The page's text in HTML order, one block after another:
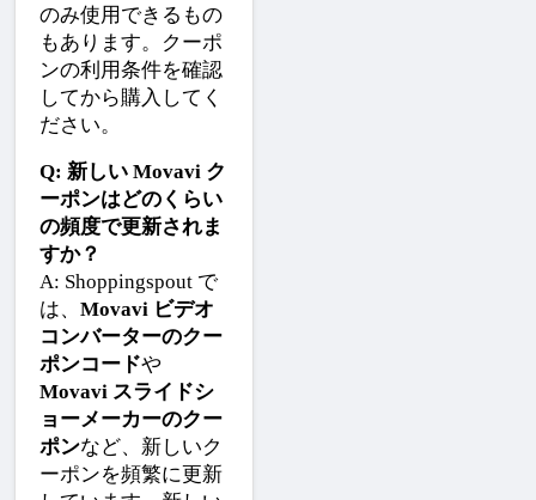
のみ使用できるもの
もあります。クーポ
ンの利用条件を確認
してから購入してく
ださい。
Q: 新しい Movavi ク
ーポンはどのくらい
の頻度で更新されま
すか？
A: Shoppingspout で
は、 Movavi ビデオ
コンバーターのクー
ポンコードや
Movavi スライドシ
ョーメーカーのクー
ポンなど、新しいク
ーポンを頻繁に更新